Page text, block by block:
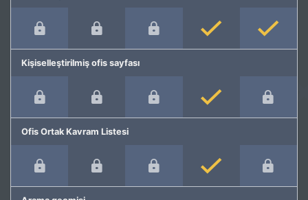
Kişiselleştirilmiş ofis sayfası
Ofis Ortak Kavram Listesi